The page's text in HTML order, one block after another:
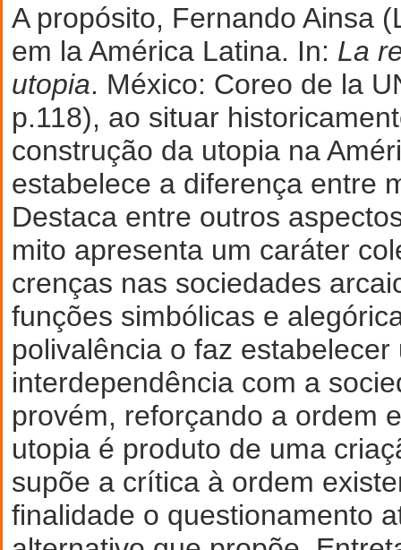
A propósito, Fernando Ainsa
em la América Latina. In: La
utopia. México: Coreo de la
p.118), ao situar
construção da utopia na
estabelece a diferença entre
Destaca entre outros
mito apresenta um caráter
crenças nas sociedades
funções simbólicas e
polivalência o faz estabelecer
interdependência com a
provém, reforçando a ordem
utopia é produto de uma
supõe a crítica à ordem
finalidade o questionamento